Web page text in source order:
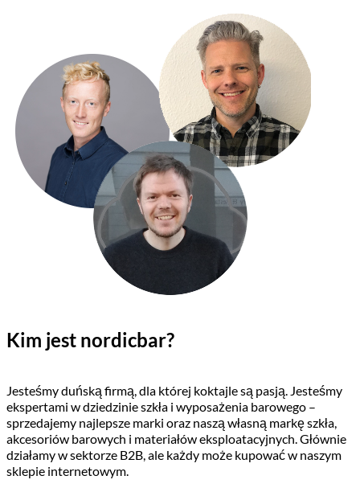
Kim jest nordicbar?
Jesteśmy duńską firmą, dla której koktajle są pasją. Jesteśmy
ekspertami w dziedzinie szkła i wyposażenia barowego –
sprzedajemy najlepsze marki oraz naszą własną markę szkła,
akcesoriów barowych i materiałów eksploatacyjnych. Głównie
działamy w sektorze B2B, ale każdy może kupować w naszym
sklepie internetowym.